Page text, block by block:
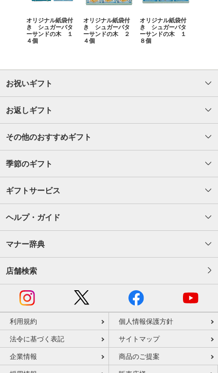
オリジナル紙袋付
き シュガーバタ
ーサンドの木 １
４個
オリジナル紙袋付
き シュガーバタ
ーサンドの木 ２
４個
オリジナル紙袋付
き シュガーバタ
ーサンドの木 １
８個
お祝いギフト
お返しギフト
その他のおすすめギフト
季節のギフト
ギフトサービス
ヘルプ・ガイド
マナー辞典
店舗検索
利用規約 個人情報保護方針
法令に基づく表記 サイトマップ
企業情報 商品のご提案